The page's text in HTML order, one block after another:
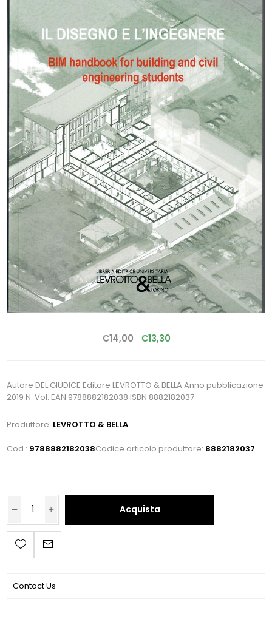
€14,00 €13,30
Autore DEL GIUDICE Editore LEVROTTO & BELLA Anno pubblicazione
2019 N. Vol. EAN 9788882182038 ISBN 8882182037
Produttore: LEVROTTO & BELLA
Cod.: 9788882182038Codice articolo produttore: 8882182037
Acquista
Contact Us